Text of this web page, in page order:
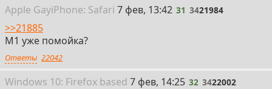
Apple GayiPhone: Safari 31
7 фев, 13:42 31 3421984
>>21885
M1 уже помойка?
Ответы 22042
Windows 10: Firefox based 32
7 фев, 14:25 32 3422002